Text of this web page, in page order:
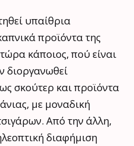
υπαίθρια
προϊόντα της
κάποιος, πού είναι
διοργανωθεί
σκούτερ και προϊόντα
με μοναδική
Από την άλλη,
διαφήμιση